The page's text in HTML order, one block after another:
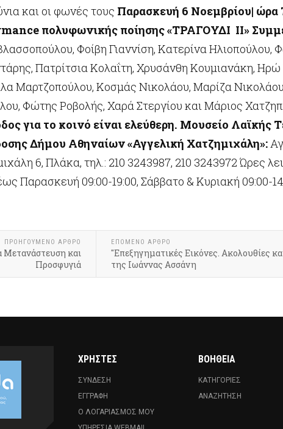
και οι φωνές τους Παρασκευή 6 Νοεμβρίου| ώρα
πολυφωνικής ποίησης«ΤΡΑΓΟΥΔΙ ΙΙ»
Φοίβη Γιαννίση, Κατερίνα Ηλιοπούλου,
Πατρίτσια Κολαΐτη, Χρυσάνθη Κουμιανάκη,
Μαρτζοπούλου, Κοσμάς Νικολάου, Μαρίζα
Φώτης Ροβολής, Χαρά Στεργίου και Μάριος
για το κοινό είναι ελεύθερη. Μουσείο Λαϊκής
Δήμου Αθηναίων «Αγγελική Χατζημιχάλη»:
6, Πλάκα, τηλ.: 210 3243987, 210 3243972 Ώρες
Παρασκευή 09:00-19:00, Σάββατο & Κυριακή 09:00-
ΠΡΟΗΓΟΎΜΕΝΟ ΆΡΘΡΟ
Μετανάστευση και
Προσφυγιά
ΕΠΌΜΕΝΟ ΆΡΘΡΟ
"Επεξηγηματικές Εικόνες. Ακολουθίες
της Ιωάννας Ασσάνη
ΧΡΉΣΤΕΣ
ΣΎΝΔΕΣΗ
ΕΓΓΡΑΦΉ
Ο ΛΟΓΑΡΙΑΣΜΌΣ ΜΟΥ
ΒΟΉΘΕΙΑ
ΚΑΤΗΓΟΡΊΕΣ
ΑΝΑΖΉΤΗΣΗ